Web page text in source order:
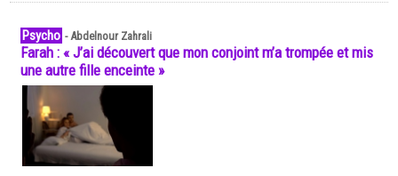
Psycho -Abdelnour Zahrali
Farah : « J’ai découvert que mon conjoint m’a trompée et mis
une autre fille enceinte »